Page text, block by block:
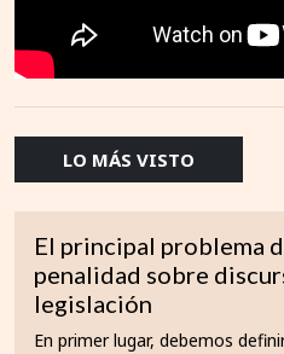
LO MÁS VISTO
El principal problema
penalidad sobre
legislación
En primer lugar, debemos